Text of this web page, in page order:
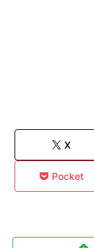
X
Pocket